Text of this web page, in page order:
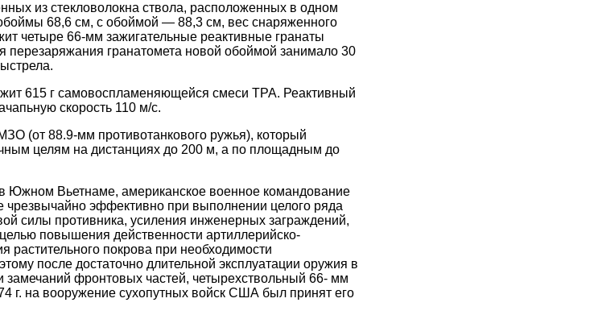
из стекловолокна ствола, расположенных в одном
68,6 см, с обоймой — 88,3 см, вес снаряженного
четыре 66-мм зажигательные реактивные гранаты
перезаряжания гранатомета новой обоймой занимало 30
615 г самовоспламеняющейся смеси ТРА. Реактивный
скорость 110 м/с.
(от 88.9-мм противотанкового ружья), который
целям на дистанциях до 200 м, а по площадным до
Южном Вьетнаме, американское военное командование
чрезвычайно эффективно при выполнении целого ряда
силы противника, усиления инженерных заграждений,
повышения действенности артиллерийско-
растительного покрова при необходимости
после достаточно длительной эксплуатации оружия в
замечаний фронтовых частей, четырехствольный 66- мм
г. на вооружение сухопутных войск США был принят его